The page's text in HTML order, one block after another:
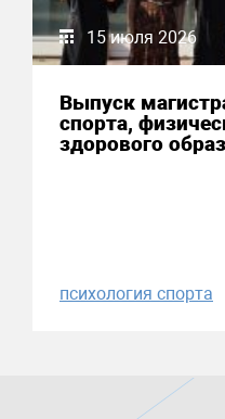
15 июля 2026
Выпуск
спорта,
здорового
психология спорта